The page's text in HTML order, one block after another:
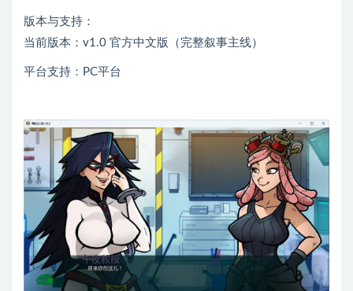
版本与支持：
当前版本：v1.0 官方中文版（完整叙事主线）
平台支持：PC平台